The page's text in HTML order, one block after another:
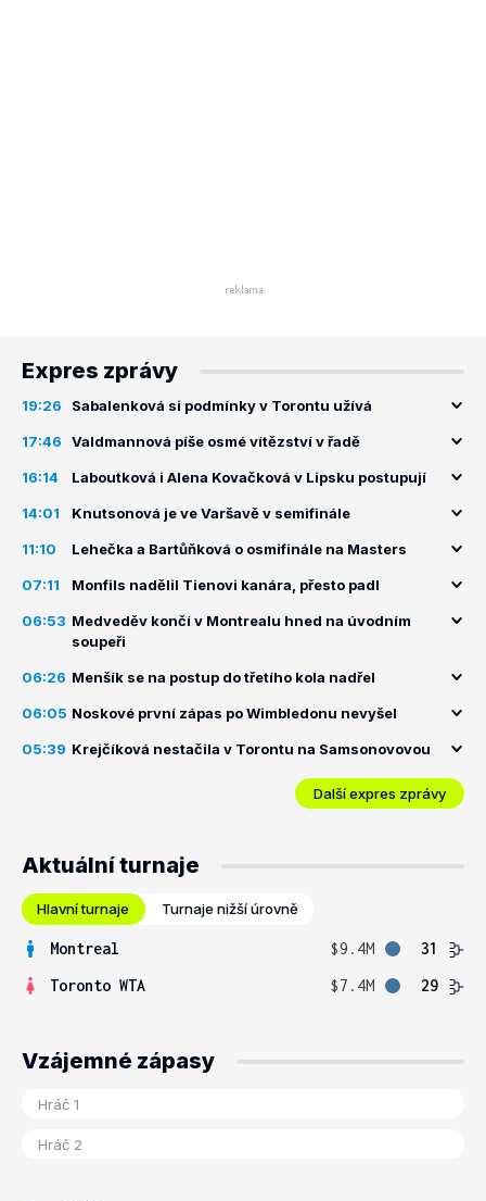
Expres zprávy
19:26 Sabalenková si podmínky v Torontu užívá
17:46 Valdmannová píše osmé vítězství v řadě
16:14 Laboutková i Alena Kovačková v Lipsku postupují
14:01 Knutsonová je ve Varšavě v semifinále
11:10 Lehečka a Bartůňková o osmifinále na Masters
07:11 Monfils nadělil Tienovi kanára, přesto padl
06:53 Medveděv končí v Montrealu hned na úvodním
soupeři
06:26 Menšík se na postup do třetího kola nadřel
06:05 Noskové první zápas po Wimbledonu nevyšel
05:39 Krejčíková nestačila v Torontu na Samsonovovou
Další expres zprávy
Aktuální turnaje
Hlavní turnaje Turnaje nižší úrovně
Montreal $9.4M
31
Toronto WTA
$7.4M 29
Vzájemné zápasy